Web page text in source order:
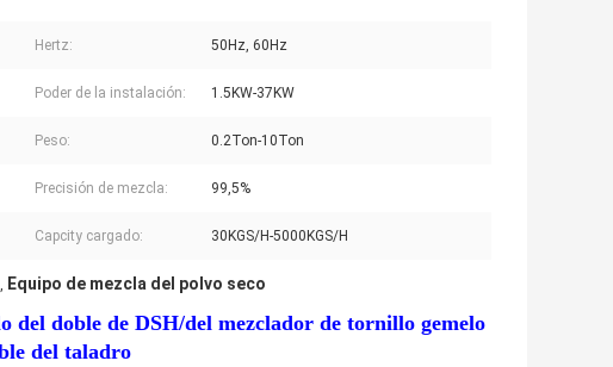
Hertz: 50Hz, 60Hz
Poder de la instalación: 1.5KW-37KW
Peso: 0.2Ton-10Ton
Precisión de mezcla: 99,5%
Capcity cargado: 30KGS/H-5000KGS/H
, Equipo de mezcla del polvo seco
del doble de DSH/del mezclador de tornillo gemelo
del taladro